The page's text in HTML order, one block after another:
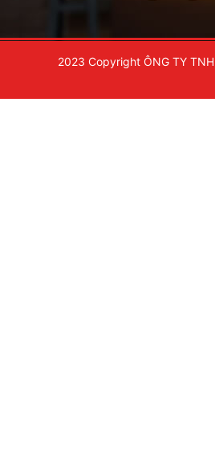
2023 Copyright ÔNG TY